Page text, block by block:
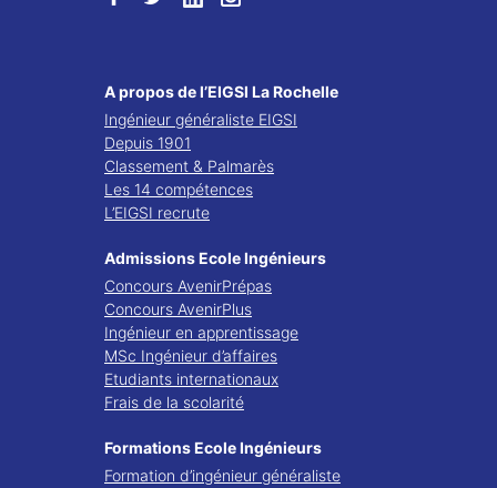
A propos de l’EIGSI La Rochelle
Ingénieur généraliste EIGSI
Depuis 1901
Classement & Palmarès
Les 14 compétences
L’EIGSI recrute
Admissions Ecole Ingénieurs
Concours AvenirPrépas
Concours AvenirPlus
Ingénieur en apprentissage
MSc Ingénieur d’affaires
Etudiants internationaux
Frais de la scolarité
Formations Ecole Ingénieurs
Formation d’ingénieur généraliste